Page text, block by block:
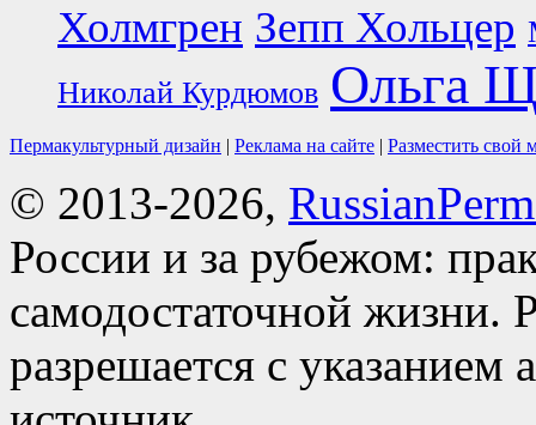
Холмгрен Зепп Хольцер
Николай Курдюмов Ольга
Пермакультурный дизайн | Реклама на сайте | Разместить свой
© 2013-2026,
России и за рубежом:
самодостаточной жизни.
разрешается с указанием